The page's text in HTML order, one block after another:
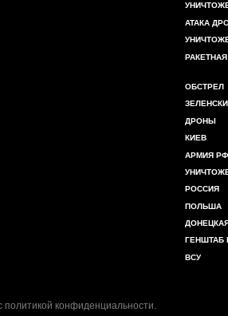
АТАКА
ОБСТРЕЛ
ДРОНЫ
КИЕВ
АРМИЯ РФ
РОССИЯ
ПОЛЬША
ГЕНШТАБ
ВСУ
политикой конфиденциальности.